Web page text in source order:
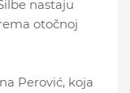
nastaju
otočnoj
Perović, koja